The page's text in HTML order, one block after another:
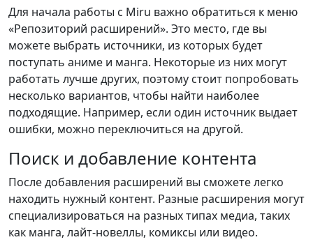
Для начала работы с Miru важно обратиться к меню
«Репозиторий расширений». Это место, где вы
можете выбрать источники, из которых будет
поступать аниме и манга. Некоторые из них могут
работать лучше других, поэтому стоит попробовать
несколько вариантов, чтобы найти наиболее
подходящие. Например, если один источник выдает
ошибки, можно переключиться на другой.
Поиск и добавление контента
После добавления расширений вы сможете легко
находить нужный контент. Разные расширения могут
специализироваться на разных типах медиа, таких
как манга, лайт-новеллы, комиксы или видео.